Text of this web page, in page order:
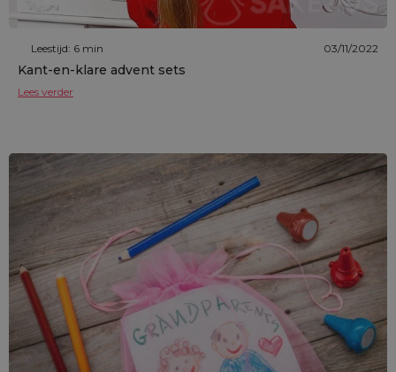
Leestijd: 6 min 03/11/2022
Kant-en-klare advent sets
Lees verder